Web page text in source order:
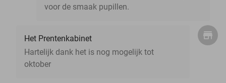
voor de smaak pupillen.
Het Prentenkabinet
Hartelijk dank het is nog mogelijk tot
oktober